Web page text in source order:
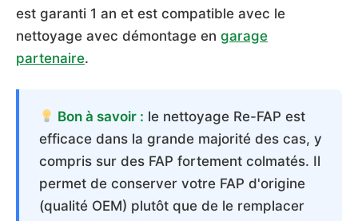
est garanti 1 an et est compatible avec le
nettoyage avec démontage en garage
partenaire.
Bon à savoir : le nettoyage Re-FAP est
efficace dans la grande majorité des cas, y
compris sur des FAP fortement colmatés. Il
permet de conserver votre FAP d'origine
(qualité OEM) plutôt que de le remplacer